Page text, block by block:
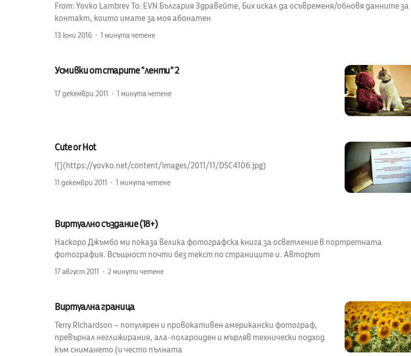
From: Yovko Lambrev To: EVN България Здравейте, Бих искал да осъвременя/обновя данните за
контакт, които имате за моя абонатен
13 юни 2016 1 минута четене
Усмивки от старите "ленти" 2
17 декември 2011 1 минута четене
Cute or Hot
![](https://yovko.net/content/images/2011/11/DSC4106.jpg)
11 декември 2011 1 минута четене
Виртуално създание (18+)
Наскоро Джъмбо ми показа велика фотографска книга за осветление в портретната
фотография. Всъщност почти без текст по страниците и. Авторът
17 август 2011 2 минути четене
Виртуална граница
Terry Richardson – популярен и провокативен американски фотограф,
превърнал неглижирания, ала-полароиден и мърляв технически подход
към снимането (и често пълната